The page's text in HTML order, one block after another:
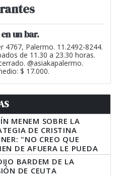
un bar.
4767, Palermo. 11.2492-8244.
de 11.30 a 23.30 horas.
@asiakapalermo.
$ 17.000.
MENEM SOBRE LA
DE CRISTINA
"NO CREO QUE
DE AFUERA LE PUEDA
A LA JUSTICIA LO QUE
QUE HACER"
BARDEM DE LA
DE CEUTA